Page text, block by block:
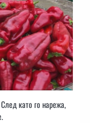
като го нарежа,